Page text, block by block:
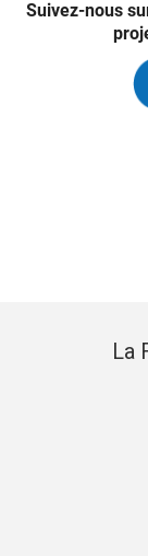
c’est
quotidien
leSuivez-nous
La